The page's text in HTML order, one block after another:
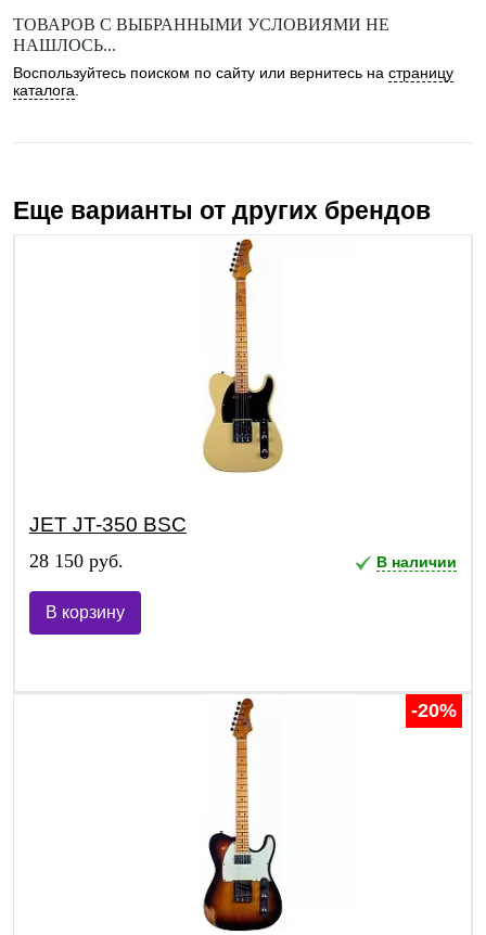
ТОВАРОВ С ВЫБРАННЫМИ УСЛОВИЯМИ НЕ
НАШЛОСЬ...
Воспользуйтесь поиском по сайту или вернитесь на страницу
каталога.
Еще варианты от других брендов
JET JT-350 BSC
28 150 руб. В наличии
В корзину
-20%